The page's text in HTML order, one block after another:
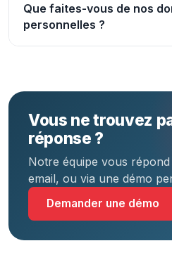
Que faites-vous de nos
personnelles ?
Vous ne trouvez
réponse ?
Notre équipe vous
email, ou via une démo
Demander une démo